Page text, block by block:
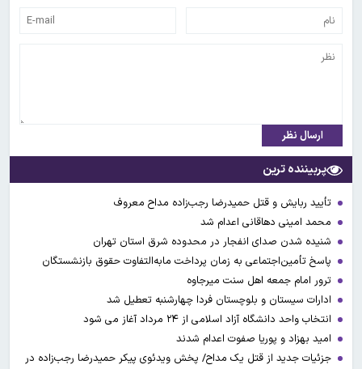
ارسال نظر
پربیننده ترین
تأیید ربایش و قتل حمیدرضا رجب‌زاده مداح معروف
محمد امینی دهاقانی اعدام شد
شنیده شدن صدای انفجار در محدوده شرق استان تهران
پاسخ تأمین‌اجتماعی به زمان پرداخت مابه‌التفاوت حقوق بازنشستگان
ترور امام جمعه اهل سنت میرجاوه
ادارات سیستان و بلوچستان فردا چهارشنبه تعطیل شد
انتخاب واحد دانشگاه آزاد اسلامی از ۲۴ مرداد آغاز می شود
امید بهزاد و پوریا صفوت اعدام شدند
جزئیات جدید از قتل یک مداح/ پخش ویدئوی پیکر حمیدرضا رجب‌زاده در